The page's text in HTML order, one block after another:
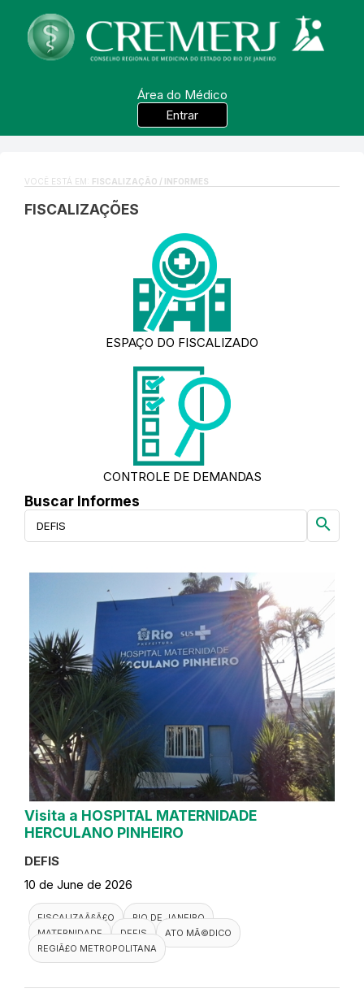
Área do Médico
Entrar
VOCÊ ESTÁ EM: FISCALIZAÇÃO / INFORMES
FISCALIZAÇÕES
ESPAÇO DO FISCALIZADO
CONTROLE DE DEMANDAS
Buscar Informes
search
Visita a HOSPITAL MATERNIDADE
HERCULANO PINHEIRO
DEFIS
10 de June de 2026
FISCALIZAÃ§Ã£O
RIO DE JANEIRO
MATERNIDADE
DEFIS
ATO MÃ©DICO
REGIÃ£O METROPOLITANA